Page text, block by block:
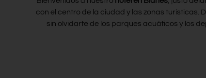
con el centro de la ciudad y las zonas turísticas.
sin olvidarte de los parques acuáticos y los